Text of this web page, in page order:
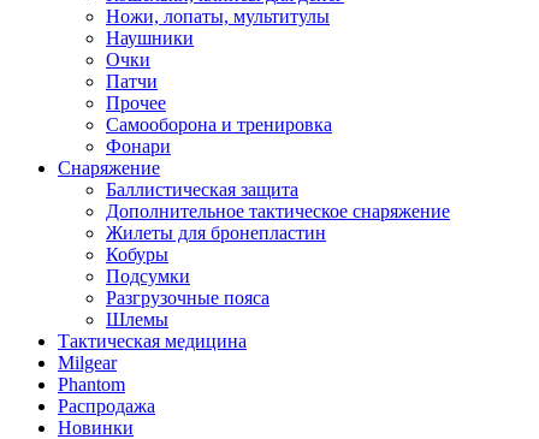
Ножи, лопаты, мультитулы
Наушники
Очки
Патчи
Прочее
Самооборона и тренировка
Фонари
Снаряжение
Баллистическая защита
Дополнительное тактическое снаряжение
Жилеты для бронепластин
Кобуры
Подсумки
Разгрузочные пояса
Шлемы
Тактическая медицина
Milgear
Phantom
Распродажа
Новинки